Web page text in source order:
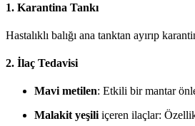
1. Karantina Tankı
Hastalıklı balığı ana tanktan ayırıp
2. İlaç Tedavisi
Mavi metilen: Etkili bir mantar
Malakit yeşili içeren ilaçlar: